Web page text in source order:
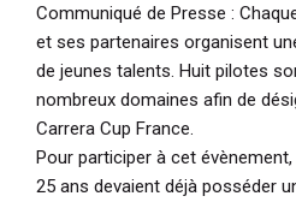
Communiqué de Presse :
et ses partenaires organisent
de jeunes talents. Huit pilotes
nombreux domaines afin de
Carrera Cup France.
Pour participer à cet
25 ans devaient déjà posséder